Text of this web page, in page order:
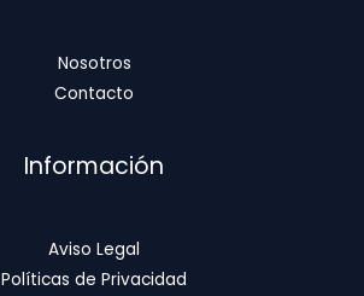
Nosotros
Contacto
Información
Aviso Legal
Políticas de Privacidad